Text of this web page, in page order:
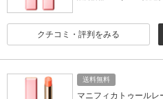
クチコミ・評判をみる
送料無料
マニフィカトゥールレ